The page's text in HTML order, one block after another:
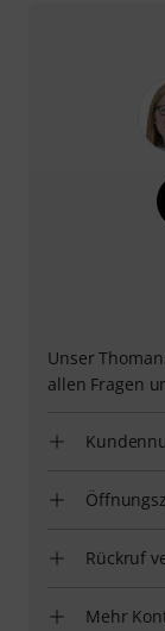
Unser
allen Fragen
Rückruf
Mehr